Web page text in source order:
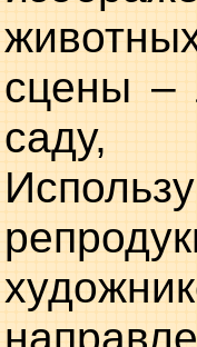
сцены –
саду,